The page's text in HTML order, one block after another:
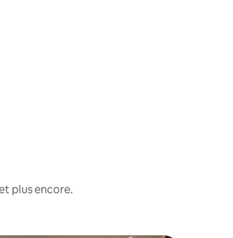
plus encore.